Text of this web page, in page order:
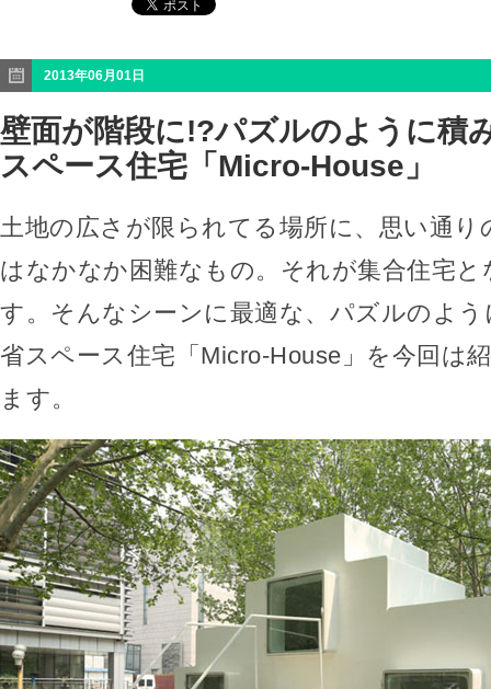
2013年06月01日
壁面が階段に!?パズルのように積
スペース住宅「Micro-House」
土地の広さが限られてる場所に、思い通り
はなかなか困難なもの。それが集合住宅
す。そんなシーンに最適な、パズルのよ
省スペース住宅「Micro-House」を今回は
ます。